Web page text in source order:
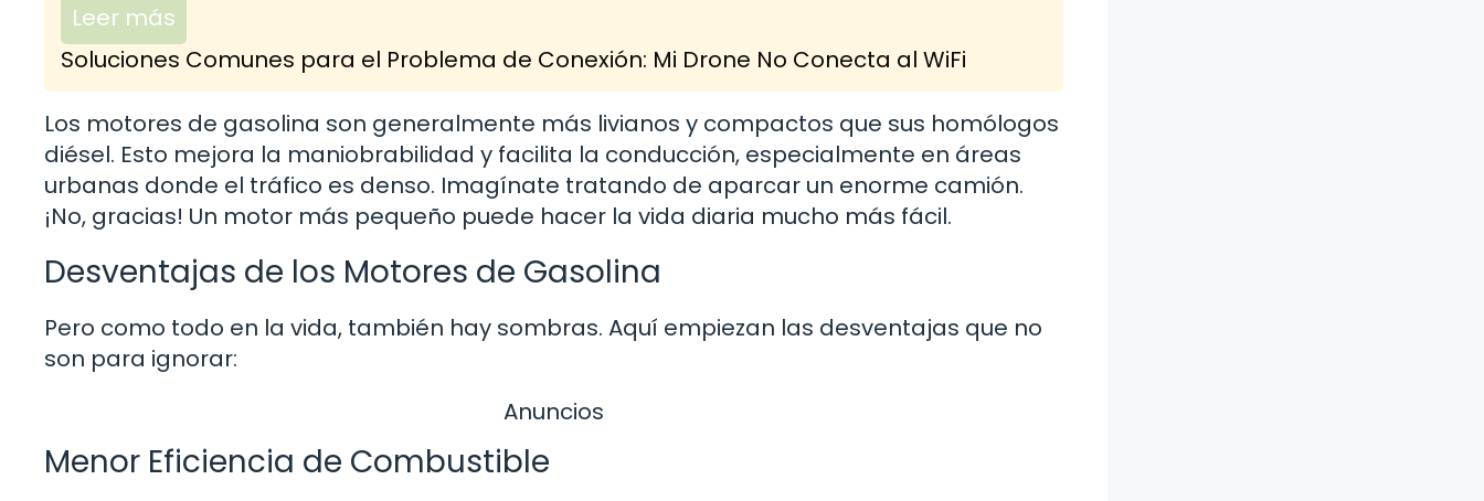
Leer más
Soluciones Comunes para el Problema de Conexión: Mi Drone No Conecta al WiFi
Los motores de gasolina son generalmente más livianos y compactos que sus homólogos
diésel. Esto mejora la maniobrabilidad y facilita la conducción, especialmente en áreas
urbanas donde el tráfico es denso. Imagínate tratando de aparcar un enorme camión.
¡No, gracias! Un motor más pequeño puede hacer la vida diaria mucho más fácil.
Desventajas de los Motores de Gasolina
Pero como todo en la vida, también hay sombras. Aquí empiezan las desventajas que no
son para ignorar:
Anuncios
Menor Eficiencia de Combustible